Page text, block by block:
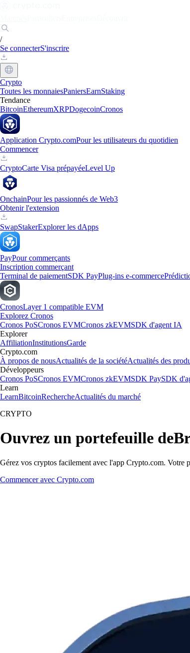
/
Se connecterS'inscrire
Crypto
Toutes les monnaiesPaniersEarnStaking
Tendance
BitcoinEthereumXRPDogecoinCronos
Application Crypto.comPour les utilisateurs du quotidien
Commencer
CryptoCarte Visa prépayéeLevel Up
OnchainPour les passionnés de Web3
Obtenir l'extension
SwapStakerExplorer les dApps
PayPour commerçants
Inscription commerçant
Terminal de paiementSDK PayPlug-ins e-commerce
CronosLayer 1 compatible EVM
Explorez Cronos
Cronos PoSCronos EVMCronos zkEVMSDK d'agent IA
Explorer
AffiliationInstitutionsGarde
Crypto.com
À propos de nousActualités de la sociétéActualités des
Développeurs
Cronos PoSCronos EVMCronos zkEVMSDK PaySDK
Learn
LearnBitcoinRechercheActualités du marché
CRYPTO
Ouvrez un portefeuille
Gérez vos cryptos facilement avec l'app Crypto.com. Votre
Commencer avec Crypto.com